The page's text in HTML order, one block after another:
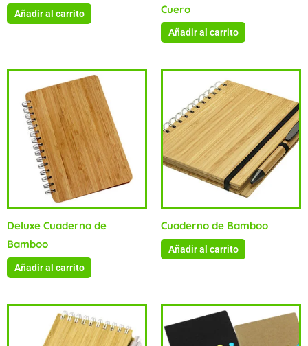
Añadir al carrito
Cuero
Añadir al carrito
Deluxe Cuaderno de
Bamboo
Añadir al carrito
Cuaderno de Bamboo
Añadir al carrito